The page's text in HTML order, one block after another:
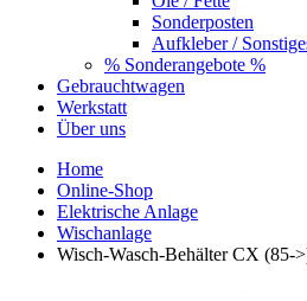
Sonderposten
Aufkleber /
% Sonderangebote %
Gebrauchtwagen
Werkstatt
Über uns
Home
Online-Shop
Elektrische Anlage
Wischanlage
Wisch-Wasch-Behälter CX (85-